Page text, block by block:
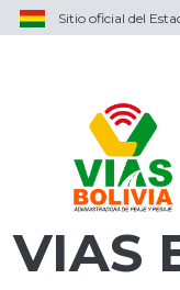
Sitio oficial del
VIAS